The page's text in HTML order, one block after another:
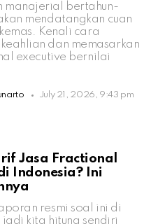
manajerial bertahun-
mendatangkan cuan
Kenali cara
dan memasarkan
executive bernilai
July 21, 2026, 9:43 pm
Jasa Fractional
Indonesia? Ini
resmi soal ini di
jadi kita hitung sendiri